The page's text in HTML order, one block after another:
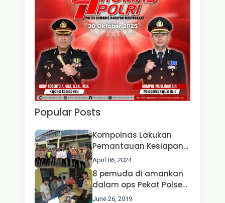
Popular Posts
Kompolnas Lakukan
Pemantauan Kesiapan
Operasi Ketupat 2024 di
Polda Jatim Bersama
Kapolri dan Menteri
Perhubungan
April 06, 2024
8 pemuda di amankan
dalam ops Pekat Polsek
Jongkong
June 26, 2019